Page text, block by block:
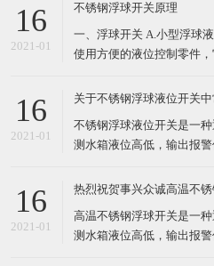
16
2021-01
不锈钢浮球开关原理
一、浮球开关 A.小型浮球液位开关是一种结构简单，
使用方便的液位控制零件
力、温度皆可使用。 B.液体比重不同时，浮球的动作
中部分将相对
16
2021-01
关于不锈钢浮球液位开关
不锈钢浮球液位开关是一
测水箱液位高低，输出报
本、俄罗斯进口，结构电路
一般分为两个信号输出点
干簧管触
16
2021-01
热烈祝贺事兴众诚高温不
高温不锈钢浮球开关是一
测水箱液位高低，输出报警